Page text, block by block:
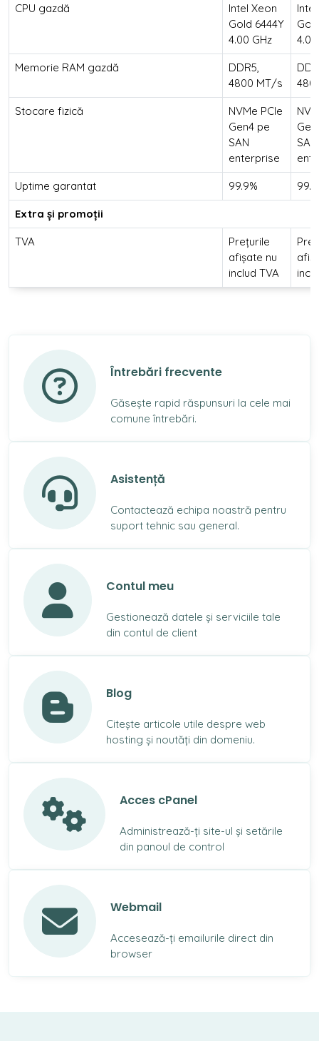
CPU gazdă
Intel Xeon
Gold 6444Y
4.00 GHz
Memorie RAM gazdă
DDR5,
4800 MT/s
Stocare fizică
NVMe PCIe
Gen4 pe
SAN
enterprise
SAN
Uptime garantat 99.9%
Extra și promoții
TVA
Prețurile
afișate nu
includ TVA
Întrebări frecvente
Găsește rapid răspunsuri la cele mai
comune întrebări.
Asistență
Contactează echipa noastră pentru
suport tehnic sau general.
Contul meu
Gestionează datele și serviciile tale
din contul de client
Blog
Citește articole utile despre web
hosting și noutăți din domeniu.
Acces cPanel
Administrează-ți site-ul și setările
din panoul de control
Webmail
Accesează-ți emailurile direct din
browser